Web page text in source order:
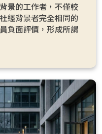
景的工作者，不僅較
經背景者完全相同的
負面評價，形成所謂